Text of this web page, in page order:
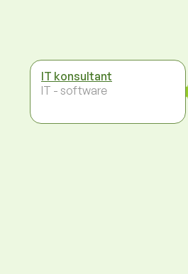
IT konsultant
IT - software